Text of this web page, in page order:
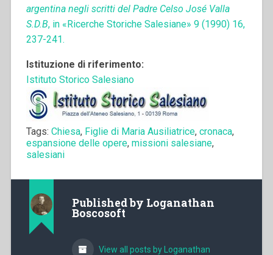
argentina negli scritti del Padre Celso José Valla
S.D.B, in «Ricerche Storiche Salesiane» 9 (1990) 16,
237-241.
Istituzione di riferimento:
Istituto Storico Salesiano
Tags: Chiesa, Figlie di Maria Ausiliatrice, cronaca,
espansione delle opere, missioni salesiane,
salesiani
Published by Loganathan
Boscosoft
View all posts by Loganathan